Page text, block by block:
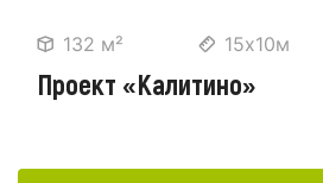
132 м² 15х10м
Проект «Калитино»